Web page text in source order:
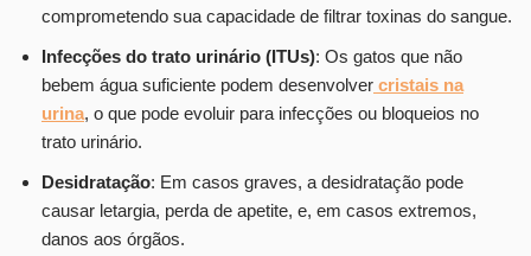
comprometendo sua capacidade de filtrar toxinas do sangue.
Infecções do trato urinário (ITUs): Os gatos que não
bebem água suficiente podem desenvolver cristais na
urina, o que pode evoluir para infecções ou bloqueios no
trato urinário.
Desidratação: Em casos graves, a desidratação pode
causar letargia, perda de apetite, e, em casos extremos,
danos aos órgãos.